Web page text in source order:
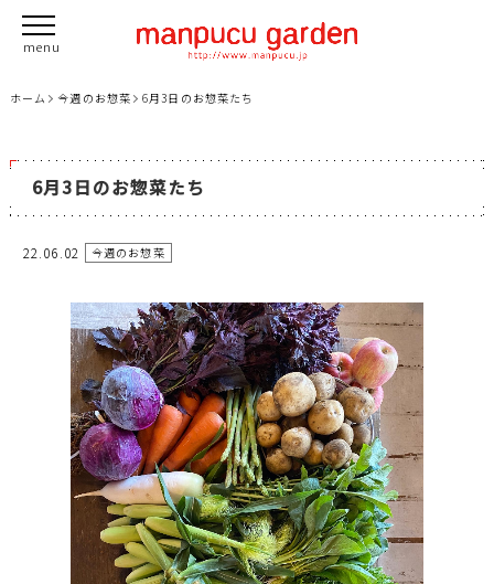
ホーム 今週のお惣菜 6月3日のお惣菜たち
6月3日のお惣菜たち
22.06.02 今週のお惣菜